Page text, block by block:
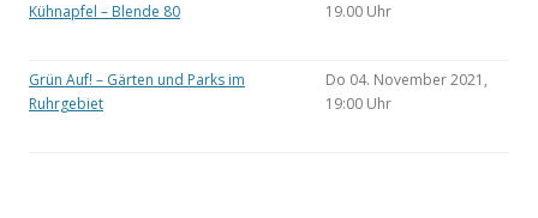
Kühnapfel – Blende 80
19.00 Uhr
Grün Auf! – Gärten und Parks im
Ruhrgebiet
Do 04. November 2021,
19:00 Uhr